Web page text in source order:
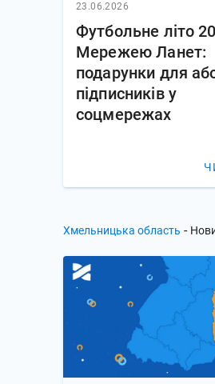
23.06.2026
Футбольне літо
Мережею Ланет:
подарунки для
підписників у
соцмережах
Хмельницька область -